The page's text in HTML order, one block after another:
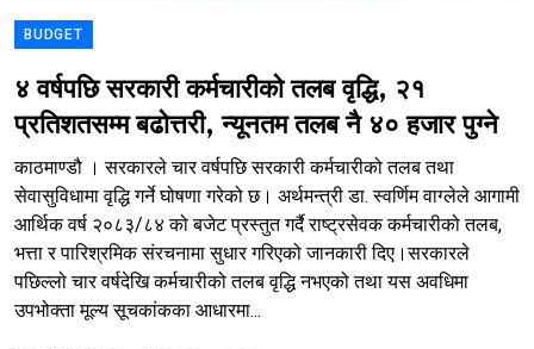
BUDGET
४ वर्षपछि सरकारी कर्मचारीको तलब वृद्धि, २१
प्रतिशतसम्म बढोत्तरी, न्यूनतम तलब नै ४० हजार पुग्ने
काठमाण्डौ । सरकारले चार वर्षपछि सरकारी कर्मचारीको तलब तथा
सेवासुविधामा वृद्धि गर्ने घोषणा गरेको छ। अर्थमन्त्री डा. स्वर्णिम वाग्लेले आगामी
आर्थिक वर्ष २०८३/८४ को बजेट प्रस्तुत गर्दै राष्ट्रसेवक कर्मचारीको तलब,
भत्ता र पारिश्रमिक संरचनामा सुधार गरिएको जानकारी दिए।सरकारले
पछिल्लो चार वर्षदेखि कर्मचारीको तलब वृद्धि नभएको तथा यस अवधिमा
उपभोक्ता मूल्य सूचकांकका आधारमा...